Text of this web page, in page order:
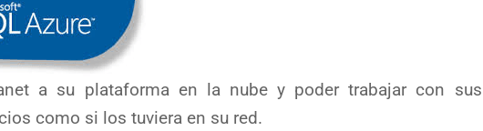
a su plataforma en la nube y poder trabajar con sus
como si los tuviera en su red.